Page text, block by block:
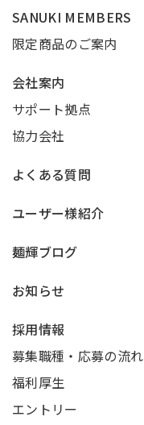
SANUKI MEMBERS
限定商品のご案内
会社案内
サポート拠点
協力会社
よくある質問
ユーザー様紹介
麺輝ブログ
お知らせ
採用情報
募集職種・応募の流れ
福利厚生
エントリー